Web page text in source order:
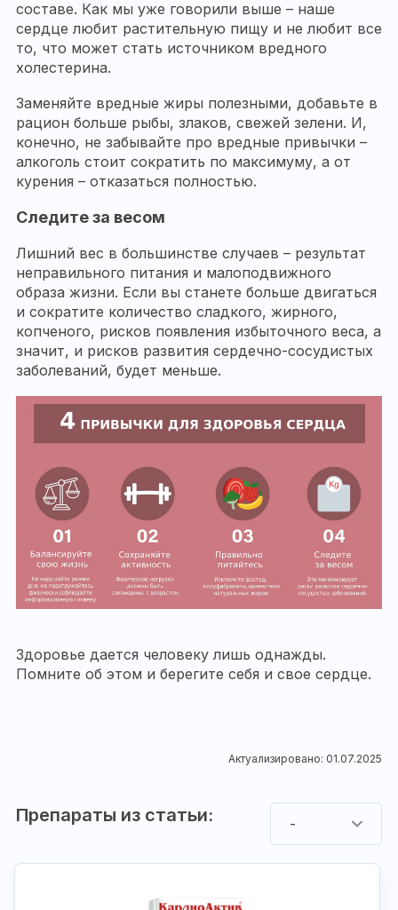
составе. Как мы уже говорили выше – наше
сердце любит растительную пищу и не любит все
то, что может стать источником вредного
холестерина.
Заменяйте вредные жиры полезными, добавьте в
рацион больше рыбы, злаков, свежей зелени. И,
конечно, не забывайте про вредные привычки –
алкоголь стоит сократить по максимуму, а от
курения – отказаться полностью.
Следите за весом
Лишний вес в большинстве случаев – результат
неправильного питания и малоподвижного
образа жизни. Если вы станете больше двигаться
и сократите количество сладкого, жирного,
копченого, рисков появления избыточного веса, а
значит, и рисков развития сердечно-сосудистых
заболеваний, будет меньше.
Здоровье дается человеку лишь однажды.
Помните об этом и берегите себя и свое сердце.
Актуализировано: 01.07.2025
Препараты из статьи: -